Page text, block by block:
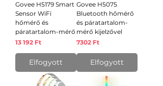
Govee H5179 Smart
Sensor WiFi
hőmérő és
páratartalom-mérő
Ár
13 192 Ft
Elfogyott
Govee H5075
Bluetooth hőmérő
és páratartalom-
mérő kijelzővel
Ár
7302 Ft
Elfogyott